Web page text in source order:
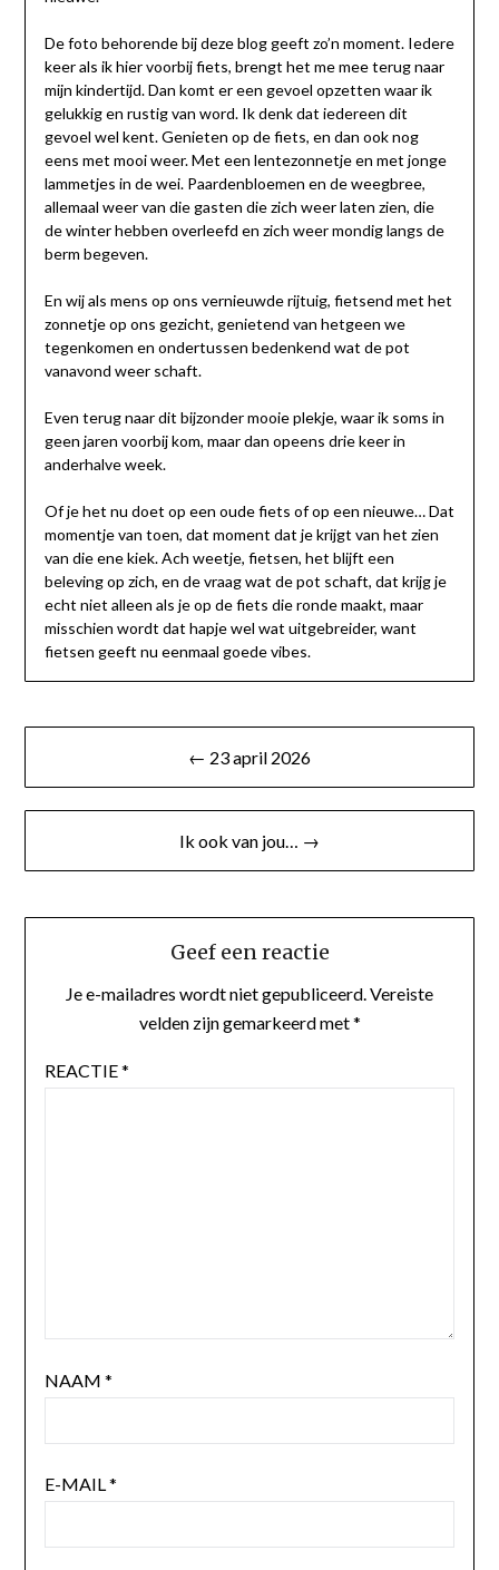
De foto behorende bij deze blog geeft zo’n moment. Iedere
keer als ik hier voorbij fiets, brengt het me mee terug naar
mijn kindertijd. Dan komt er een gevoel opzetten waar ik
gelukkig en rustig van word. Ik denk dat iedereen dit
gevoel wel kent. Genieten op de fiets, en dan ook nog
eens met mooi weer. Met een lentezonnetje en met jonge
lammetjes in de wei. Paardenbloemen en de weegbree,
allemaal weer van die gasten die zich weer laten zien, die
de winter hebben overleefd en zich weer mondig langs de
berm begeven.
En wij als mens op ons vernieuwde rijtuig, fietsend met het
zonnetje op ons gezicht, genietend van hetgeen we
tegenkomen en ondertussen bedenkend wat de pot
vanavond weer schaft.
Even terug naar dit bijzonder mooie plekje, waar ik soms in
geen jaren voorbij kom, maar dan opeens drie keer in
anderhalve week.
Of je het nu doet op een oude fiets of op een nieuwe… Dat
momentje van toen, dat moment dat je krijgt van het zien
van die ene kiek. Ach weetje, fietsen, het blijft een
beleving op zich, en de vraag wat de pot schaft, dat krijg je
echt niet alleen als je op de fiets die ronde maakt, maar
misschien wordt dat hapje wel wat uitgebreider, want
fietsen geeft nu eenmaal goede vibes.
Bericht
navigatie
← 23 april 2026
Ik ook van jou… →
Geef een reactie
Je e-mailadres wordt niet gepubliceerd.Vereiste
velden zijn gemarkeerd met*
REACTIE*
NAAM *
E-MAIL*